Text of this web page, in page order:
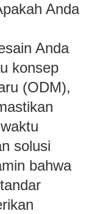
Anda
Anda
konsep
(ODM),
solusi
bahwa